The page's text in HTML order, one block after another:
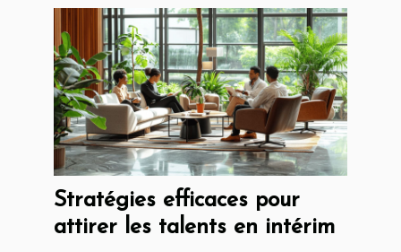
Stratégies efficaces pour
attirer les talents en intérim